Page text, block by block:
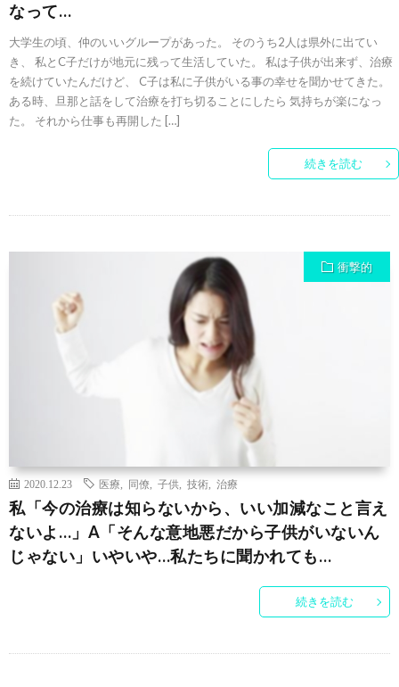
なって…
大学生の頃、仲のいいグループがあった。 そのうち2人は県外に出てい
き、 私とC子だけが地元に残って生活していた。 私は子供が出来ず、治療
を続けていたんだけど、 C子は私に子供がいる事の幸せを聞かせてきた。
ある時、旦那と話をして治療を打ち切ることにしたら 気持ちが楽になっ
た。 それから仕事も再開した […]
続きを読む
衝撃的
2020.12.23 医療 同僚 子供 技術 治療
私「今の治療は知らないから、いい加減なこと言え
ないよ…」A「そんな意地悪だから子供がいないん
じゃない」いやいや…私たちに聞かれても…
続きを読む